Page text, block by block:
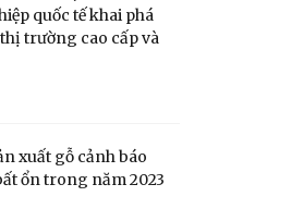
quốc tế khai phá
trường cao cấp và
xuất gỗ cảnh báo
ổn trong năm 2023